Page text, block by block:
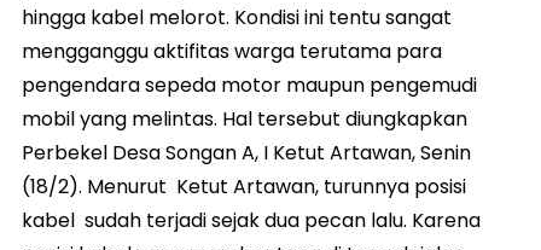
hingga kabel melorot. Kondisi ini tentu sangat
mengganggu aktifitas warga terutama para
pengendara sepeda motor maupun pengemudi
mobil yang melintas. Hal tersebut diungkapkan
Perbekel Desa Songan A, I Ketut Artawan, Senin
(18/2). Menurut Ketut Artawan, turunnya posisi
kabel sudah terjadi sejak dua pecan lalu. Karena